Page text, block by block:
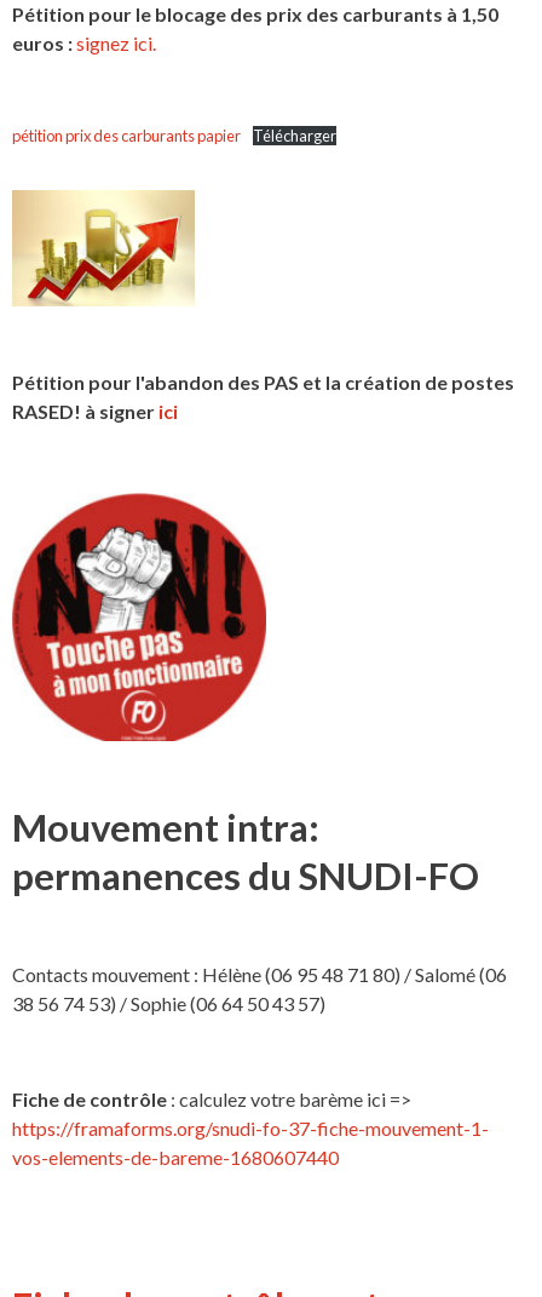
Pétition pour le blocage des prix des carburants à 1,50
euros :signez ici.
pétition prix des carburants papier Télécharger
Pétition pour l'abandon des PAS et la création de postes
RASED! à signer ici
Mouvement intra:
permanences du SNUDI-FO
Contacts mouvement : Hélène (06 95 48 71 80) / Salomé (06
38 56 74 53) / Sophie (06 64 50 43 57)
Fiche de contrôle : calculez votre barème ici =>
https://framaforms.org/snudi-fo-37-fiche-mouvement-1-
vos-elements-de-bareme-1680607440